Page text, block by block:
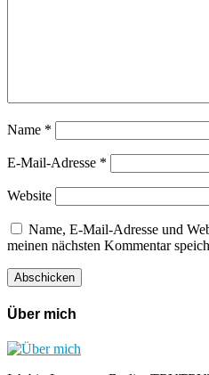
Name *
E-Mail-Adresse *
Website
Name, E-Mail-Adresse und
meinen nächsten Kommentar
Über mich